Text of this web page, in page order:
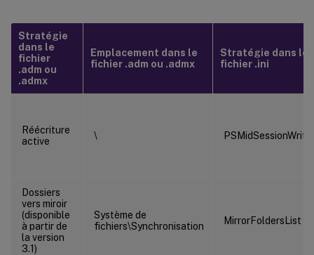
Stratégie
dans le
fichier
.adm ou
.admx
Emplacement dans le
fichier .adm ou .admx
Stratégie dans le
fichier .ini
Réécriture
active
\
Dossiers
vers miroir
(disponible
à partir de
la version
3.1)
Système de
fichiers\Synchronisation
MirrorFoldersList